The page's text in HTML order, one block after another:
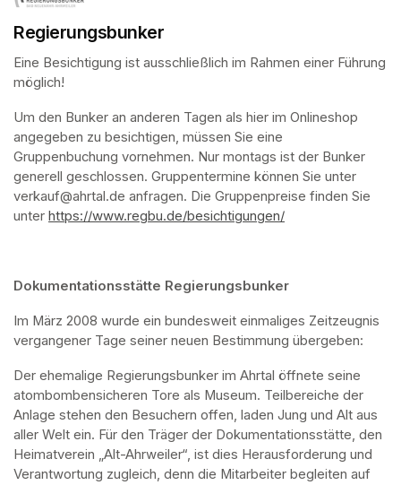
Regierungsbunker
Eine Besichtigung ist ausschließlich im Rahmen einer Führung
möglich!
Um den Bunker an anderen Tagen als hier im Onlineshop
angegeben zu besichtigen, müssen Sie eine
Gruppenbuchung vornehmen. Nur montags ist der Bunker
generell geschlossen. Gruppentermine können Sie unter
verkauf@ahrtal.de anfragen. Die Gruppenpreise finden Sie
unter https://www.regbu.de/besichtigungen/
Dokumentationsstätte Regierungsbunker
Im März 2008 wurde ein bundesweit einmaliges Zeitzeugnis
vergangener Tage seiner neuen Bestimmung übergeben:
Der ehemalige Regierungsbunker im Ahrtal öffnete seine
atombombensicheren Tore als Museum. Teilbereiche der
Anlage stehen den Besuchern offen, laden Jung und Alt aus
aller Welt ein. Für den Träger der Dokumentationsstätte, den
Heimatverein „Alt-Ahrweiler“, ist dies Herausforderung und
Verantwortung zugleich, denn die Mitarbeiter begleiten auf